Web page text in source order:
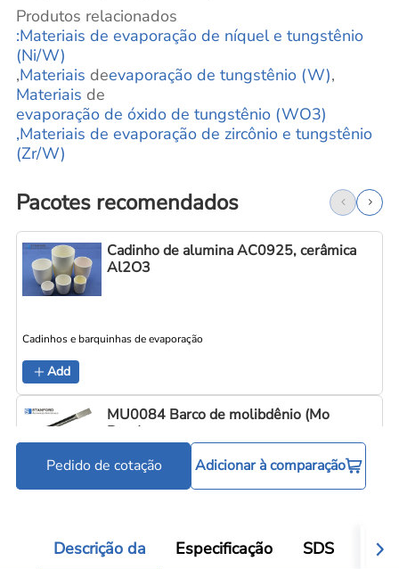
Produtos relacionados
:Materiais de evaporação de níquel e tungstênio
(Ni/W)
,Materiais deevaporação de tungstênio (W),
Materiais de
evaporação de óxido de tungstênio (WO3)
,Materiais de evaporação de zircônio e tungstênio
(Zr/W)
Pacotes recomendados
Cadinho de alumina AC0925, cerâmica
Al2O3
Cadinhos e barquinhas de evaporação
Add
MU0084 Barco de molibdênio (Mo
Boat)
Pedido de cotação Adicionar à comparação
Descrição da Especificação SDS